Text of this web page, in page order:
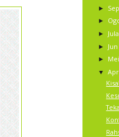
►
►
►
► Jun
► Mei
▼